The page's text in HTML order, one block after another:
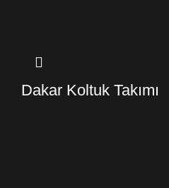
Dakar Koltuk Takımı